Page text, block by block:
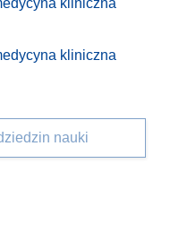
kliniczna
kliniczna
nauki